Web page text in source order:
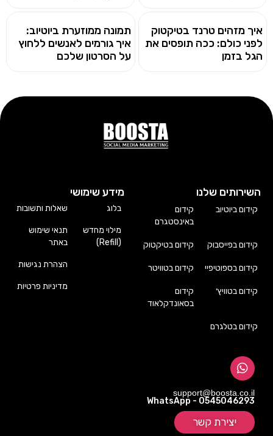
איך מזהים טרנד בטיקטוק
לפני כולם: ככה תופסים את
הגל בזמן
תמונה ממוזערת ביוטיוב:
איך גורמים לאנשים ללחוץ
על הסרטון שלכם
השירותים שלנו
קידום ביוטיוב
קידום
באינסטגרם
קידום בפייסבוק קידום בטיקטוק
קידום בספוטיפיי קידום בטוויטר
קידום בטוויץ׳
קידום
בסאונדקלאוד
קידום בטלגרם
מידע שימושי
בלוג
מילוי מחדש
(Refill)
שאלות ותשובות
תנאי שימוש
באתר
הצהרת נגישות
מדיניות פרטיות
support@boosta.co.il
WhatsApp - 0545046293
יצירת קשר